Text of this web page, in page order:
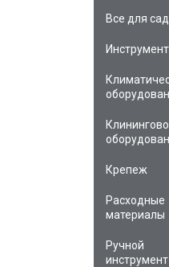
Все для
Инструмент
Крепеж
Расходные
материалы
Ручной
инструмент